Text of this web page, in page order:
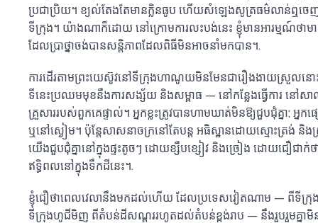
ប្រជាប្រិយ។ ខ្យល់តែងតែមានក្លិនធូប ហើយសំឡេងសូត្រធម៌លាន់ឮចេញពី
ទីក្រុង។ យ៉ាងណាក៏ដោយ នៅក្រោមការលះបង់នេះ ខ្ញុំមានអារម្មណ៍ថាមា
ដែលប្រាថ្នាចង់បានសន្តិភាពដែលពិធីមិនអាចនាំមកបាន។.
ការដើរតាមព្រះយេស៊ូវនៅទីក្រុងហាណូយមិនមែនជារឿងងាយស្រួលនោះ
ទីនេះប្រឈមមុខនឹងការសង្ស័យ និងសម្ពាធ — នៅកន្លែងធ្វើការ នៅសា
គ្រួសាររបស់ពួកគេផ្ទាល់។ អ្នកខ្លះត្រូវបានហាមឃាត់មិនឱ្យជួបជុំគ្នា; អ្នក
ឬនៅស្ងៀម។ ប៉ុន្តែសាសនាចក្រនៅតែបន្ត អធិស្ឋានដោយស្មោះត្រង់ និ
យើងជួបជុំគ្នានៅក្នុងផ្ទះតូចៗ ដោយខ្សឹបខ្សៀវ និងច្រៀង ដោយជឿជាក់ថា
ឥទ្ធិពលនៅក្នុងទឹកដីនេះ។.
ខ្ញុំជឿថាពេលវេលានឹងមកដល់ហើយ ដែលប្រទេសវៀតណាម — ពីទី
ទីក្រុងហូជីមិញ ពីតំបន់ដីសណ្តររហូតដល់តំបន់ខ្ពង់រាប — នឹងរួបរួមគ្នាមិន